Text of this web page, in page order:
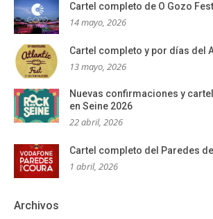
Cartel completo de O Gozo
14 mayo, 2026
Cartel completo y por días del
13 mayo, 2026
Nuevas confirmaciones y
en Seine 2026
22 abril, 2026
Cartel completo del Paredes
1 abril, 2026
Archivos